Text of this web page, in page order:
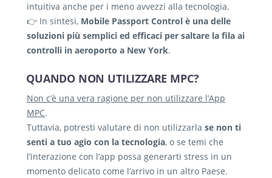
intuitiva anche per i meno avvezzi alla tecnologia.
👉 In sintesi, Mobile Passport Control è una delle
soluzioni più semplici ed efficaci per saltare la fila ai
controlli in aeroporto a New York.
QUANDO NON UTILIZZARE MPC?
Non c’è una vera ragione per non utilizzare l’App
MPC.
Tuttavia, potresti valutare di non utilizzarla se non ti
senti a tuo agio con la tecnologia, o se temi che
l’interazione con l’app possa generarti stress in un
momento delicato come l’arrivo in un altro Paese.